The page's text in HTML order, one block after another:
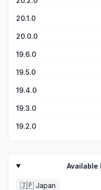
20.1.0
20.0.0
19.6.0
19.5.0
19.4.0
19.3.0
19.2.0
Available
🇯🇵 Japan